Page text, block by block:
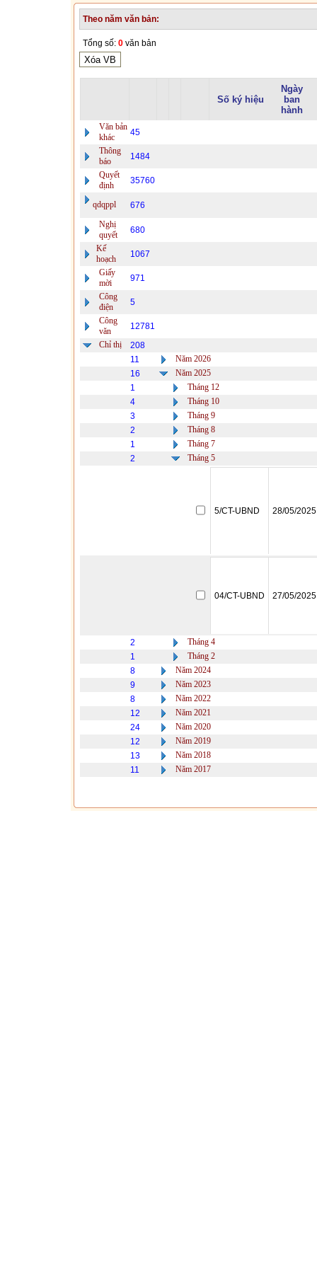
Theo năm văn bản:
Tổng số: 0 văn bản
Số ký hiệu
Ngày
ban
hành
Văn bản
khác
45
Thông
báo
1484
Quyết
định
35760
qdqppl
676
Nghị
quyết
680
Kế
hoạch
1067
Giấy
mời
971
Công
điện
5
Công
văn
12781
Chỉ thị
208
11
Năm 2026
16
Năm 2025
1
Tháng 12
4
Tháng 10
3
Tháng 9
2
Tháng 8
1
Tháng 7
2
Tháng 5
5/CT-UBND 28/05/2025
04/CT-UBND 27/05/2025
2
Tháng 4
1
Tháng 2
8
Năm 2024
9
Năm 2023
8
Năm 2022
12
Năm 2021
24
Năm 2020
12
Năm 2019
13
Năm 2018
11
Năm 2017